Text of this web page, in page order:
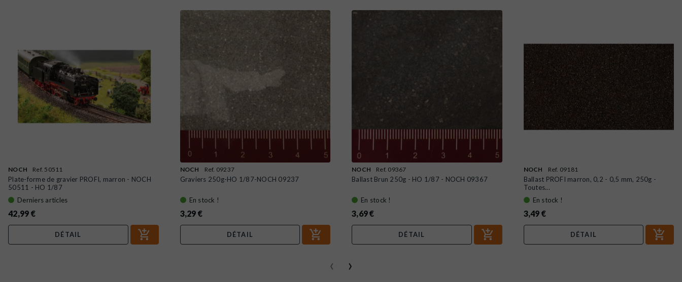
NOCH Ref. 50511
Plate-forme de gravier PROFI, marron - NOCH
50511 - HO 1/87
Derniers articles
42,99 €
DÉTAIL
NOCH Ref. 09237
Graviers 250g-HO 1/87-NOCH 09237
En stock !
3,29 €
DÉTAIL
NOCH Ref. 09367
Ballast Brun 250g - HO 1/87 - NOCH 09367
En stock !
3,69 €
DÉTAIL
NOCH Ref. 09181
Ballast PROFI marron, 0,2 - 0,5 mm, 250g -
Toutes...
En stock !
3,49 €
DÉTAIL
‹ ›